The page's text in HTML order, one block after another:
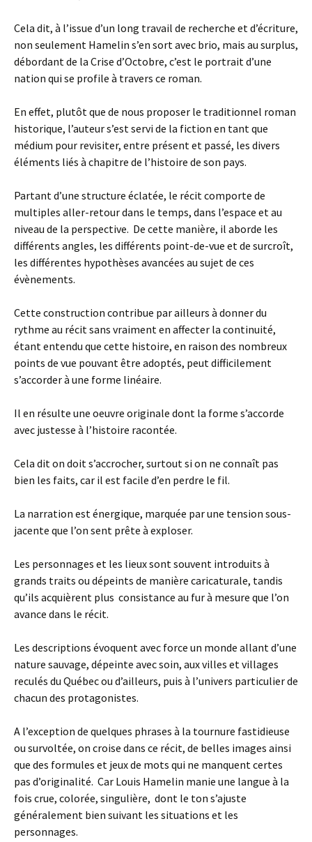
Cela dit, à l’issue d’un long travail de recherche et d’écriture,
non seulement Hamelin s’en sort avec brio, mais au surplus,
débordant de la Crise d’Octobre, c’est le portrait d’une
nation qui se profile à travers ce roman.
En effet, plutôt que de nous proposer le traditionnel roman
historique, l’auteur s’est servi de la fiction en tant que
médium pour revisiter, entre présent et passé, les divers
éléments liés à chapitre de l’histoire de son pays.
Partant d’une structure éclatée, le récit comporte de
multiples aller-retour dans le temps, dans l’espace et au
niveau de la perspective. De cette manière, il aborde les
différents angles, les différents point-de-vue et de surcroît,
les différentes hypothèses avancées au sujet de ces
évènements.
Cette construction contribue par ailleurs à donner du
rythme au récit sans vraiment en affecter la continuité,
étant entendu que cette histoire, en raison des nombreux
points de vue pouvant être adoptés, peut difficilement
s’accorder à une forme linéaire.
Il en résulte une oeuvre originale dont la forme s’accorde
avec justesse à l’histoire racontée.
Cela dit on doit s’accrocher, surtout si on ne connaît pas
bien les faits, car il est facile d’en perdre le fil.
La narration est énergique, marquée par une tension sous-
jacente que l’on sent prête à exploser.
Les personnages et les lieux sont souvent introduits à
grands traits ou dépeints de manière caricaturale, tandis
qu’ils acquièrent plus consistance au fur à mesure que l’on
avance dans le récit.
Les descriptions évoquent avec force un monde allant d’une
nature sauvage, dépeinte avec soin, aux villes et villages
reculés du Québec ou d’ailleurs, puis à l’univers particulier de
chacun des protagonistes.
A l’exception de quelques phrases à la tournure fastidieuse
ou survoltée, on croise dans ce récit, de belles images ainsi
que des formules et jeux de mots qui ne manquent certes
pas d’originalité. Car Louis Hamelin manie une langue à la
fois crue, colorée, singulière, dont le ton s’ajuste
généralement bien suivant les situations et les
personnages.